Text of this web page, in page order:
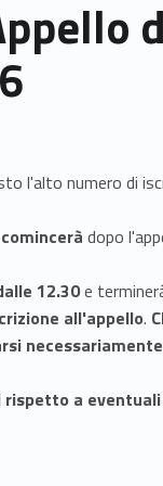
l'alto numero di
dopo
12.30e
all'appello.
rispetto a